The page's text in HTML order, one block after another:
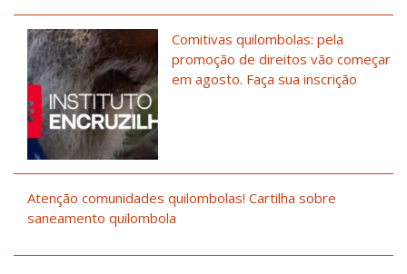
Comitivas quilombolas: pela
promoção de direitos vão começar
em agosto. Faça sua inscrição
Atenção comunidades quilombolas! Cartilha sobre
saneamento quilombola